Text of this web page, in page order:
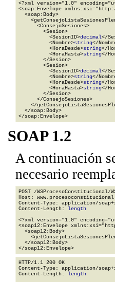
<?xml version="1.0"
<soap:Envelope
  <soap:Body>
      <ConsejoSesiones>
        <Sesion>
          <SesionID>
decimal</
          <Nombre>
string</
          <HoraDesde>
string</
          <HoraHasta>
string</
        </Sesion>
        <Sesion>
          <SesionID>
decimal</
          <Nombre>
string</
          <HoraDesde>
string</
          <HoraHasta>
string</
        </Sesion>
      </ConsejoSesiones>
</
  </soap:Body>
</soap:Envelope>
SOAP 1.2
A continuación
necesario
POST /WSProcesoConstitucional/
Host:
Content-Type: application/
Content-Length: length
<?xml version="1.0"
<soap12:Envelope
  <soap12:Body>
  </soap12:Body>
</soap12:Envelope>
HTTP/1.1 200 OK
Content-Type: application/
Content-Length: length